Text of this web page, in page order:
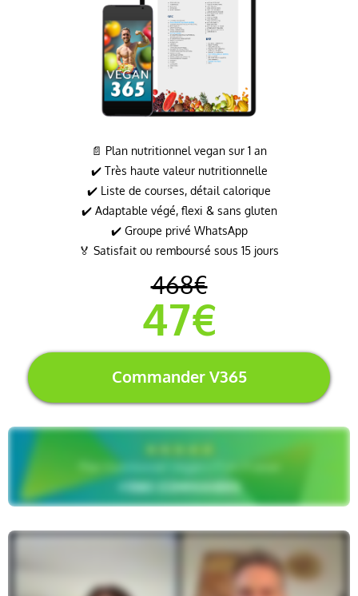
📄 Plan nutritionnel vegan sur 1 an
✔️ Très haute valeur nutritionnelle
✔️ Liste de courses, détail calorique
✔️ Adaptable végé, flexi & sans gluten
✔️ Groupe privé WhatsApp
🏅 Satisfait ou remboursé sous 15 jours
468€
47€
Commander V365